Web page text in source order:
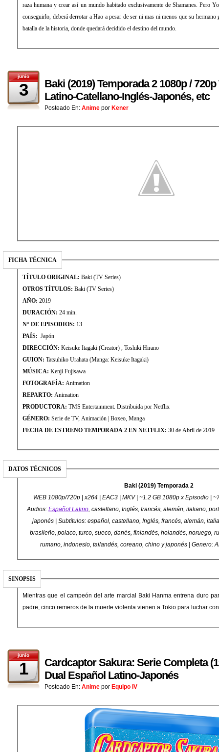
raza humana y crear así un mundo habitado exclusivamente de Shamanes. Pero
conseguirlo, deberá derrotar a Hao a pesar de ser ni mas ni menos que su hermano
batalla de la historia, donde quedará decidido el destino del mundo.
junio
3
Baki (2019) Temporada 2 1080p /
Latino-Catellano-Inglés-Japonés, etc
Posteado En: Anime por Kener
FICHA TÉCNICA
TÍTULO ORIGINAL: Baki (TV Series)
OTROS TÍTULOS: Baki (TV Series)
AÑO: 2019
DURACIÓN: 24 min.
N° DE EPISODIOS: 13
PAÍS: Japón
DIRECCIÓN:
Keisuke Itagaki (Creator) , Toshiki Hirano
GUION: Tatsuhiko Urahata (Manga: Keisuke Itagaki)
MÚSICA: Kenji Fujisawa
FOTOGRAFÍA: Animation
REPARTO: Animation
PRODUCTORA: TMS Entertainment. Distribuida por Netflix
GÉNERO:
Serie de TV, Animación | Boxeo, Manga
FECHA DE ESTRENO TEMPORADA 2 EN NETFLIX: 30 de Abril de 2019
DATOS TÉCNICOS
Baki (2019) Temporada 2
WEB 1080p/720p | x264 | EAC3 | MKV | ~1.2 GB 1080p x Episodio |
Audios: Español Latino, castellano, Inglés, francés, alemán, italiano,
japonés | Subtítulos: español, castellano, Inglés, francés, alemán,
brasileño, polaco, turco, sueco, danés, finlandés, holandés, noruego,
rumano, indonesio, tailandés, coreano, chino y japonés | Genero:
SINOPSIS
Mientras que el campeón del arte marcial Baki Hanma entrena duro
padre, cinco remeros de la muerte violenta vienen a Tokio para luchar
junio
1
Cardcaptor Sakura: Serie Completa
Dual Español Latino-Japonés
Posteado En: Anime por Equipo IV